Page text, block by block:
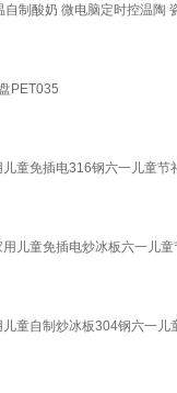
制酸奶 微电脑定时控温陶
PET035
童免插电316钢六一儿童节
儿童免插电炒冰板六一儿童
童自制炒冰板304钢六一儿